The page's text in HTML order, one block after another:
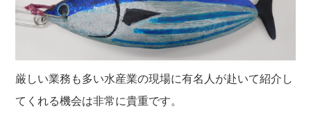
厳しい業務も多い水産業の現場に有名人が赴いて紹介し
てくれる機会は非常に貴重です。